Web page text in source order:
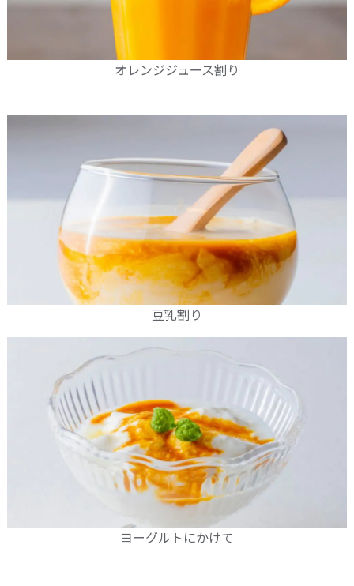
オレンジジュース割り
豆乳割り
ヨーグルトにかけて